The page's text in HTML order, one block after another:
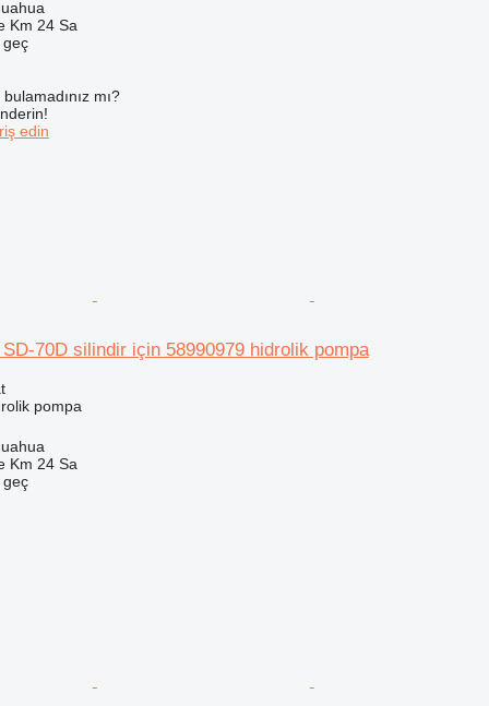
Km 24 Sa
geç
mı?
edin
70D silindir için 58990979 hidrolik pompa
pompa
Km 24 Sa
geç